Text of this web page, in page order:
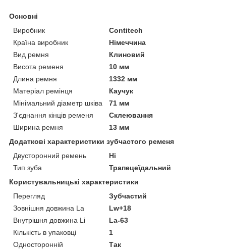
Основні
Виробник
Contitech
Країна виробник
Німеччина
Вид ремня
Клиновий
Висота ременя
10 мм
Длина ремня
1332 мм
Матеріал ремінця
Каучук
Мінімальний діаметр шківа
71 мм
З'єднання кінців ременя
Склеювання
Ширина ремня
13 мм
Додаткові характеристики зубчастого ременя
Двусторонний ремень
Ні
Тип зуба
Трапецеїдальний
Користувальницькі характеристики
Перегляд
Зубчастий
Зовнішня довжина La
Lw+18
Внутрішня довжина Li
La-63
Кількість в упаковці
1
Односторонній
Так